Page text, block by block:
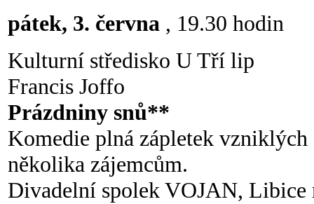
pátek, 3. června , 19.30 hodin
Kulturní středisko U Tří lip
Francis Joffo
Prázdniny snů**
Komedie plná zápletek
několika zájemcům.
Divadelní spolek VOJAN, Libice